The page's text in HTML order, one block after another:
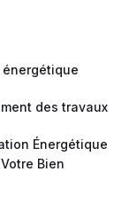
des travaux
Énergétique
Bien